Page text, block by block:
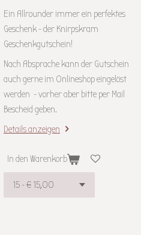
Ein Allrounder immer ein perfektes
Geschenk - der Knirpskram
Geschenkgutschein!
Nach Absprache kann der Gutschein
auch gerne im Onlineshop eingelöst
werden - vorher aber bitte per Mail
Bescheid geben.
Details anzeigen
In den Warenkorb